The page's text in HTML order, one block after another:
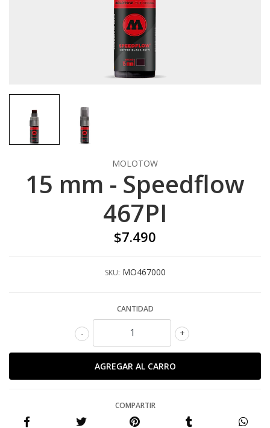
MOLOTOW
15 mm - Speedflow
467PI
$7.490
SKU: MO467000
CANTIDAD
+
-
COMPARTIR